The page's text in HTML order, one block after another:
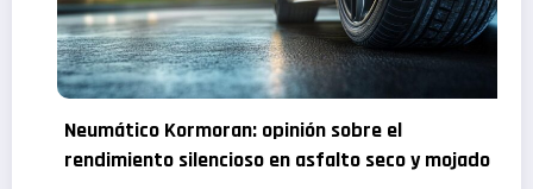
Comparativa bombillas de coche: ¿Qué bombillas
para tus faros elegir según sus ventajas y